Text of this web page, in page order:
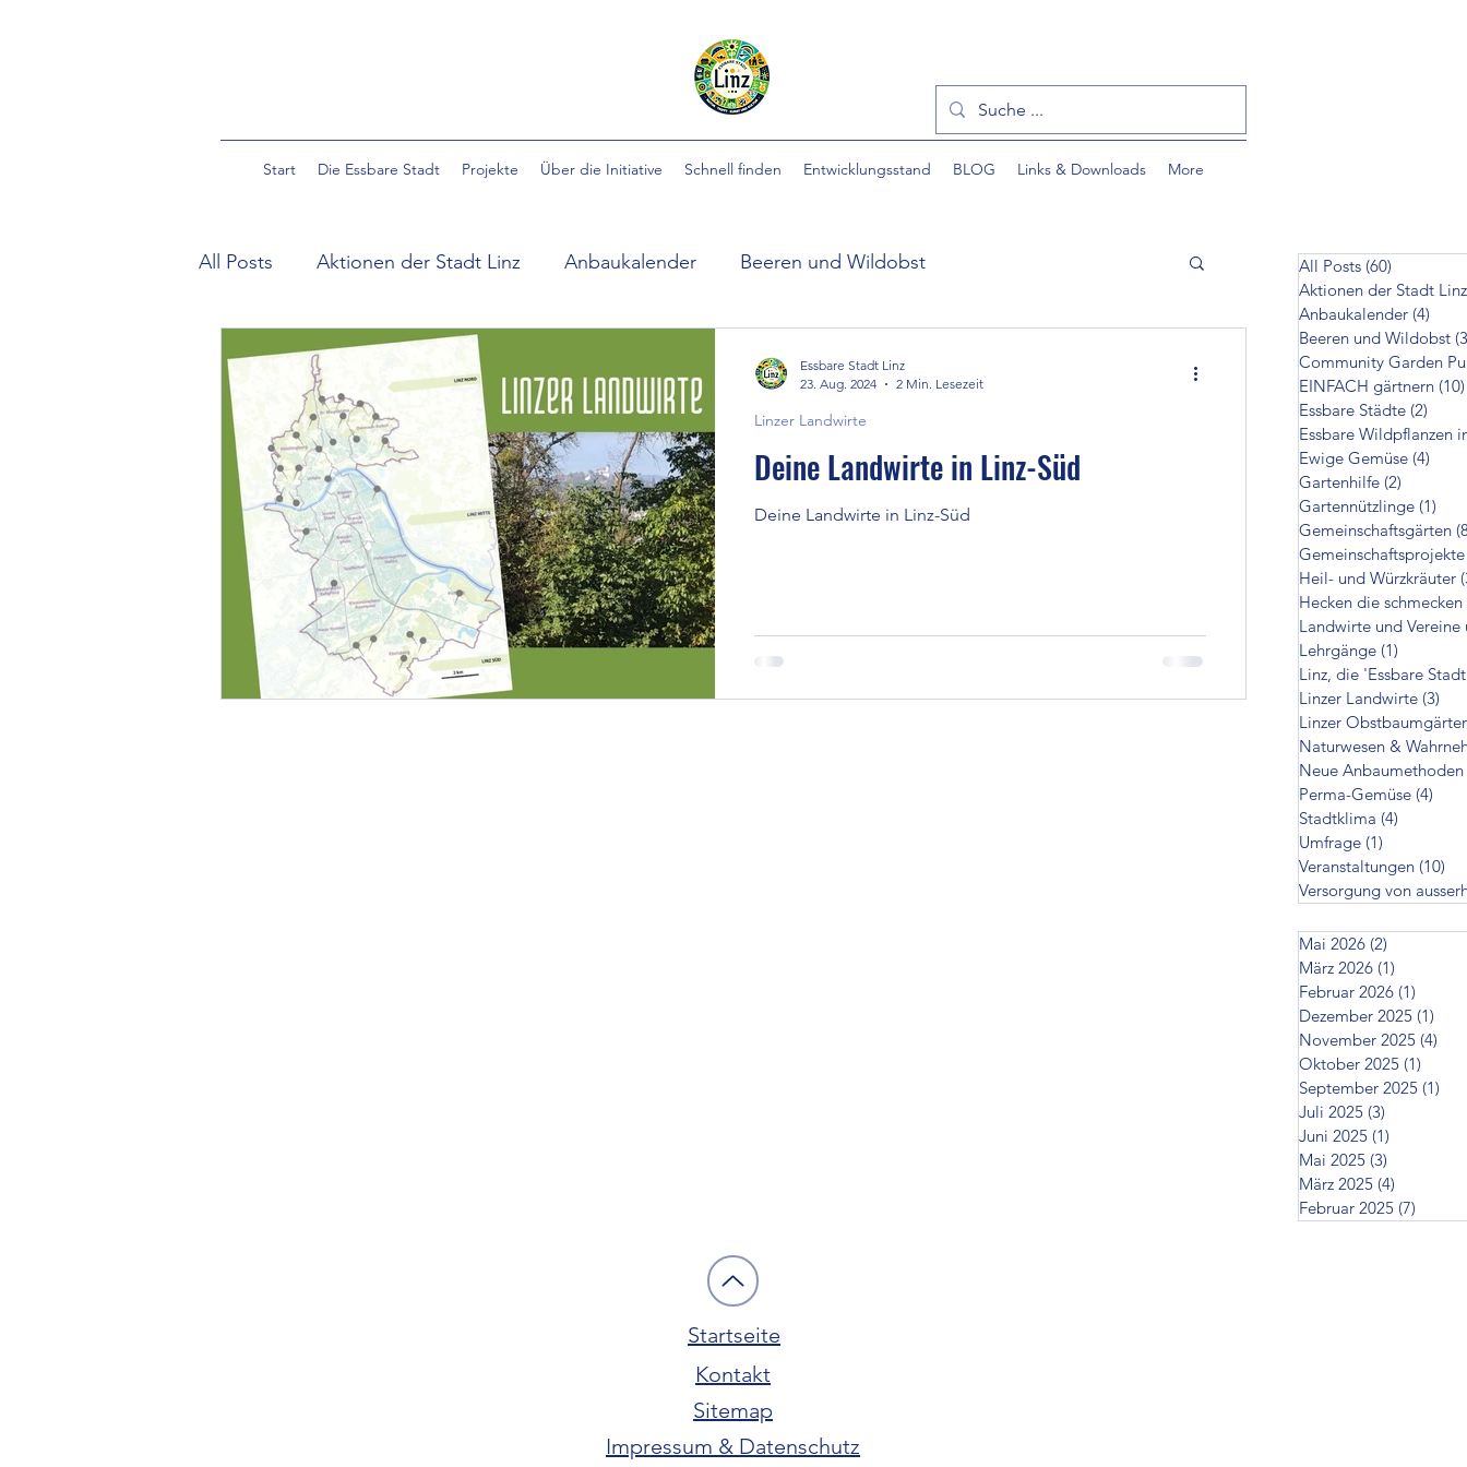
Start Die Essbare Stadt Projekte Über die Initiative Schnell finden Entwicklungsstand BLOG Links & Downloads More
All Posts Aktionen der Stadt Linz Anbaukalender Beeren und Wildobst
Community Garden Pulvermühlpark
Essbare Wildpflanzen in der Stadt Ewige Gemüse
Gemeinschaftsgärten Gemeinschaftsprojekte Heil- und Würzkräuter Hecken die schmecken
Landwirte und Vereine um Linz Lehrgänge Linz, die 'Essbare Stadt'
Linzer Obstbaumgärten Naturwesen & Wahrnehmung Neue Anbaumethoden
Deine Landwirte in Linz-Süd
Deine Landwirte in Linz-Süd
Linzer Landwirte
Essbare Stadt Linz
23. Aug. 2024
2 Min. Lesezeit
All Posts (60)
Aktionen der Stadt Linz
Anbaukalender (4)
Beeren und Wildobst
EINFACH gärtnern (10)
Essbare Städte (2)
Essbare Wildpflanzen
Ewige Gemüse (4)
Gartenhilfe (2)
Gartennützlinge (1)
Gemeinschaftsgärten
Gemeinschaftsprojekte
Heil- und Würzkräuter
Hecken die schmecken
Landwirte und Vereine
Lehrgänge (1)
Linz, die 'Essbare
Linzer Landwirte (3)
Linzer
Naturwesen &
Neue Anbaumethoden
Perma-Gemüse (4)
Stadtklima (4)
Umfrage (1)
Veranstaltungen (10)
Versorgung von
Mai 2026 (2)
März 2026 (1)
Februar 2026 (1)
Dezember 2025 (1)
November 2025 (4)
Oktober 2025 (1)
September 2025 (1)
Juli 2025 (3)
Juni 2025 (1)
Mai 2025 (3)
März 2025 (4)
Februar 2025 (7)
Startseite
Kontakt
Sitemap
Impressum & Datenschutz